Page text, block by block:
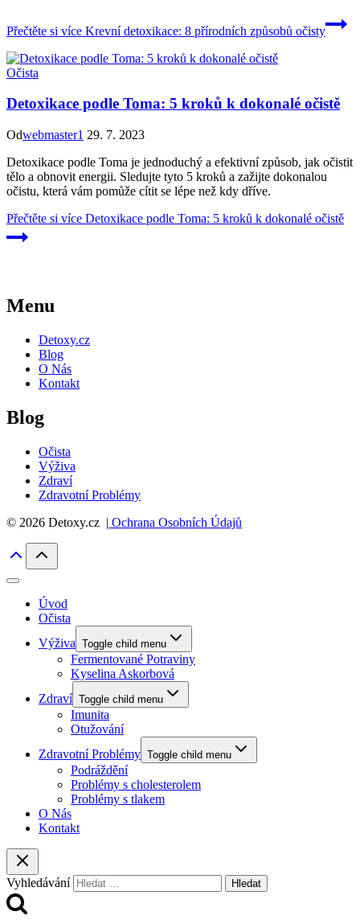
Přečtěte si více Krevní detoxikace: 8 přírodních způsobů očisty
Očista
Detoxikace podle Toma: 5 kroků k dokonalé očistě
Odwebmaster1 29. 7. 2023
Detoxikace podle Toma je jednoduchý a efektivní způsob, jak očistit
tělo a obnovit energii. Sledujte tyto 5 kroků a zažijte dokonalou
očistu, která vám pomůže cítit se lépe než kdy dříve.
Přečtěte si více Detoxikace podle Toma: 5 kroků k dokonalé očistě
Menu
Detoxy.cz
Blog
O Nás
Kontakt
Blog
Očista
Výživa
Zdraví
Zdravotní Problémy
© 2026 Detoxy.cz | Ochrana Osobních Údajů
Úvod
Očista
Výživa Toggle child menu
Fermentované Potraviny
Kyselina Askorbová
Zdraví Toggle child menu
Imunita
Otužování
Zdravotní Problémy Toggle child menu
Podráždění
Problémy s cholesterolem
Problémy s tlakem
O Nás
Kontakt
Vyhledávání